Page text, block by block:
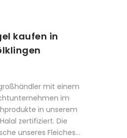
kaufen in
mit einem
im
in unserem
zertifiziert. Die
unseres Fleiches...